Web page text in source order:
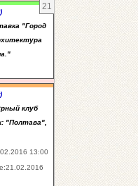
21
"Город
клуб
"Полтава",
13:00